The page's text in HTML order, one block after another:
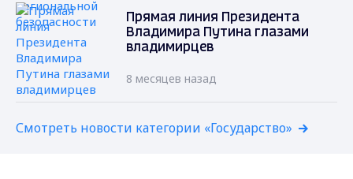
Прямая линия Президента
Владимира Путина глазами
владимирцев
8 месяцев назад
Смотреть новости категории «Государство»